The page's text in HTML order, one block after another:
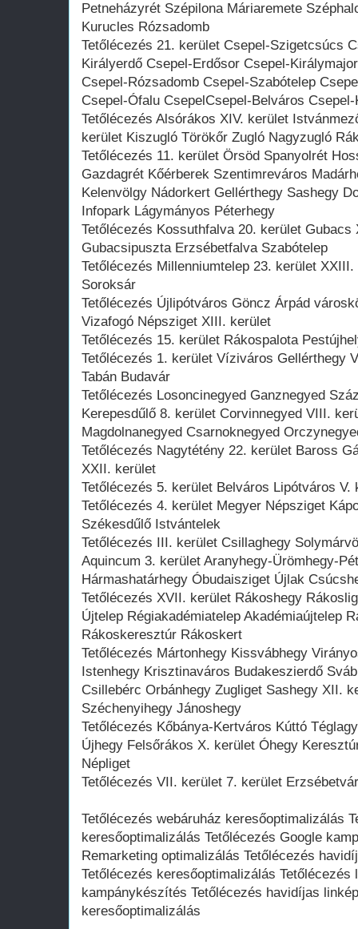
Petneházyrét Szépilona Máriaremete
Kurucles Rózsadomb
Tetőlécezés 21. kerület Csepel-Szigetcsúcs
Királyerdő Csepel-Erdősor Csepel-
Csepel-Rózsadomb Csepel-Szabótelep
Csepel-Ófalu CsepelCsepel-Belváros
Tetőlécezés Alsórákos XIV. kerület
kerület Kiszugló Törökőr Zugló Nagyzugló
Tetőlécezés 11. kerület Örsöd Spanyolrét
Gazdagrét Kőérberek Szentimreváros
Kelenvölgy Nádorkert Gellérthegy Sashegy
Infopark Lágymányos Péterhegy
Tetőlécezés Kossuthfalva 20. kerület
Gubacsipuszta Erzsébetfalva Szabótelep
Tetőlécezés Millenniumtelep 23. kerület
Soroksár
Tetőlécezés Újlipótváros Göncz Árpád
Vizafogó Népsziget XIII. kerület
Tetőlécezés 15. kerület Rákospalota
Tetőlécezés 1. kerület Víziváros Gellérthegy
Tabán Budavár
Tetőlécezés Losoncinegyed Ganznegyed
Kerepesdűlő 8. kerület Corvinnegyed VIII.
Magdolnanegyed Csarnoknegyed
Tetőlécezés Nagytétény 22. kerület Baross
XXII. kerület
Tetőlécezés 5. kerület Belváros Lipótváros V.
Tetőlécezés 4. kerület Megyer Népsziget
Székesdűlő Istvántelek
Tetőlécezés III. kerület Csillaghegy
Aquincum 3. kerület Aranyhegy-Ürömhegy-
Hármashatárhegy Óbudaisziget Újlak
Tetőlécezés XVII. kerület Rákoshegy
Újtelep Régiakadémiatelep Akadémiaújtelep
Rákoskeresztúr Rákoskert
Tetőlécezés Mártonhegy Kissvábhegy
Istenhegy Krisztinaváros Budakeszierdő
Csillebérc Orbánhegy Zugliget Sashegy XII.
Széchenyihegy Jánoshegy
Tetőlécezés Kőbánya-Kertváros Kúttó
Újhegy Felsőrákos X. kerület Óhegy
Népliget
Tetőlécezés VII. kerület 7. kerület
Tetőlécezés webáruház keresőoptimalizálás
keresőoptimalizálás Tetőlécezés Google
Remarketing optimalizálás Tetőlécezés
Tetőlécezés keresőoptimalizálás Tetőlécezés
kampánykészítés Tetőlécezés havidíjas
keresőoptimalizálás